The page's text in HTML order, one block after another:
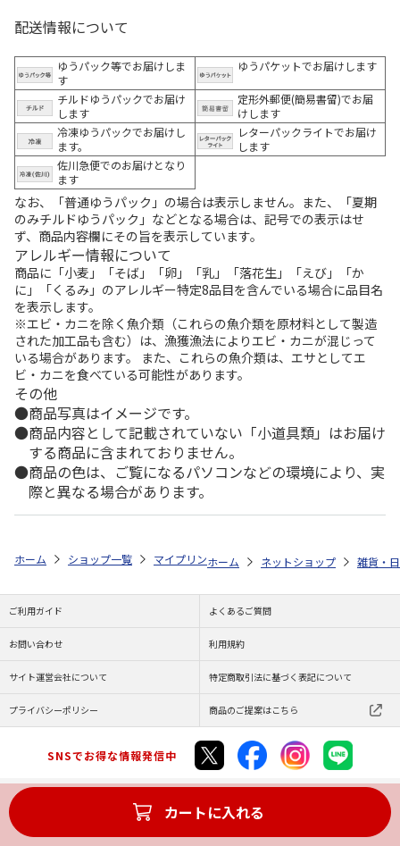
配送情報について
ゆうパック等でお届けしま
す
ゆうパケットでお届けします
チルドゆうパックでお届け
します
定形外郵便(簡易書留)でお届
けします
冷凍ゆうパックでお届けし
ます。
レターパックライトでお届け
します
佐川急便でのお届けとなり
ます
なお、「普通ゆうパック」の場合は表示しません。また、「夏期
のみチルドゆうパック」などとなる場合は、記号での表示はせ
ず、商品内容欄にその旨を表示しています。
アレルギー情報について
商品に「小麦」「そば」「卵」「乳」「落花生」「えび」「か
に」「くるみ」のアレルギー特定8品目を含んでいる場合に品目名
を表示します。
※エビ・カニを除く魚介類（これらの魚介類を原材料として製造
された加工品も含む）は、漁獲漁法によりエビ・カニが混じって
いる場合があります。 また、これらの魚介類は、エサとしてエ
ビ・カニを食べている可能性があります。
その他
商品写真はイメージです。
商品内容として記載されていない「小道具類」はお届け
する商品に含まれておりません。
商品の色は、ご覧になるパソコンなどの環境により、実
際と異なる場合があります。
カートに入れる
ホーム ショップ一覧 マイプリント シルエットプレート【子猫
ホーム ネットショップ 雑貨・
ご利用ガイド よくあるご質問
お問い合わせ 利用規約
サイト運営会社について 特定商取引法に基づく表記について
プライバシーポリシー 商品のご提案はこちら
SNSでお得な情報発信中